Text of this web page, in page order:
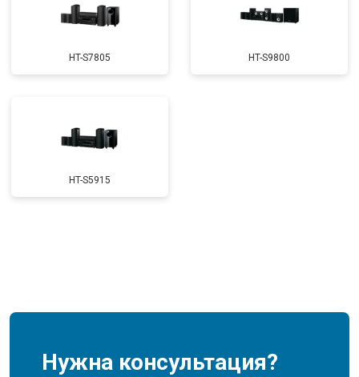
HT-S7805 HT-S9800
HT-S5915
Нужна консультация?